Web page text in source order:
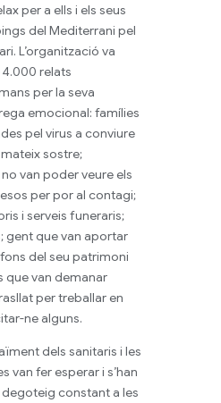
per a ells i els seus
del Mediterrani pel
L’organització va
relats
per la seva
emocional: famílies
pel virus a conviure
sostre;
van poder veure els
per por al contagi;
i serveis funeraris;
gent que van aportar
del seu patrimoni
que van demanar
per treballar en
ne alguns.
dels sanitaris i les
van fer esperar i s’han
constant a les